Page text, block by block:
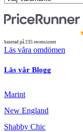
baserad på 235 recensioner
Läs våra omdömen
Läs vår Blogg
Marint
New England
Shabby Chic